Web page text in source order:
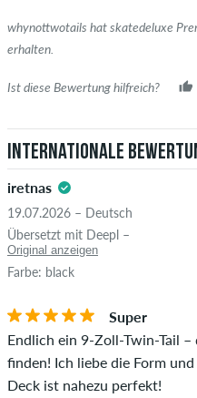
whynottwotails hat skatedeluxe
erhalten.
Ist diese Bewertung hilfreich?
Internationale
iretnas
19.07.2026 – Deutsch
Übersetzt mit Deepl –
Original anzeigen
Farbe: black
Super
Endlich ein 9-Zoll-Twin-Tail
finden! Ich liebe die Form
Deck ist nahezu perfekt!